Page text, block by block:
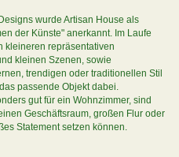
wurde Artisan House als
der Künste" anerkannt. Im Laufe
kleineren repräsentativen
kleinen Szenen, sowie
trendigen oder traditionellen Stil
passende Objekt dabei.
gut für ein Wohnzimmer, sind
Geschäftsraum, großen Flur oder
Statement setzen können.